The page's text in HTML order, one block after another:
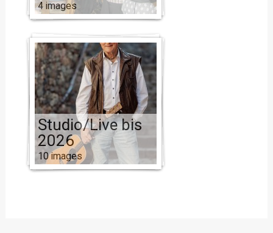
4 images
Studio/Live bis
2026
10 images